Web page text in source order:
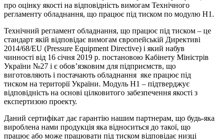
про оцінку якості на відповідність вимогам Технічного
регламенту обладнання, що працює під тиском по модулю Н1.
Технічний регламент обладнання, що працює під тиском – це
стандарт якій відповідає вимогам європейській Директиві
2014/68/EU (Pressure Equipment Directive) і який набув
чинності від 16 січня 2019 р. постановою Кабінету Міністрів
України №27 і є обов’язковим для підприємств, що
виготовляють і постачають обладнання яке працює під
тиском на території України. Модуль Н1 – підтверджує
відповідність на основі цілковитого забезпечення якості з
експертизою проекту.
Даний сертифікат дає гарантію нашим партнерам, що будь-яка
вироблена нами продукція яка відноситься до такої, що
працює або може працювати під тиском відповідає низці